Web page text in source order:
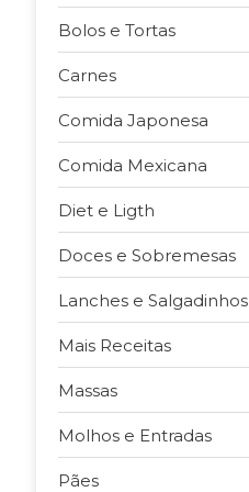
Bolos e Tortas
Carnes
Comida Japonesa
Comida Mexicana
Diet e Ligth
Doces e Sobremesas
Lanches e Salgadinhos
Mais Receitas
Massas
Molhos e Entradas
Pães